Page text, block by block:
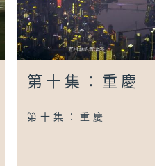
第十集：重慶
第十集：重慶